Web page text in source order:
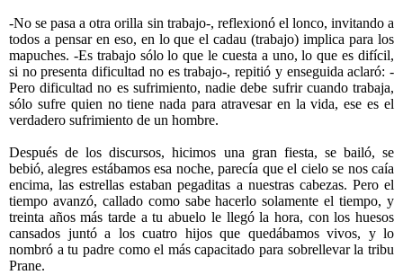
-No se pasa a otra orilla sin trabajo-, reflexionó el lonco, invitando a
todos a pensar en eso, en lo que el cadau (trabajo) implica para los
mapuches. -Es trabajo sólo lo que le cuesta a uno, lo que es difícil,
si no presenta dificultad no es trabajo-, repitió y enseguida aclaró: -
Pero dificultad no es sufrimiento, nadie debe sufrir cuando trabaja,
sólo sufre quien no tiene nada para atravesar en la vida, ese es el
verdadero sufrimiento de un hombre.
Después de los discursos, hicimos una gran fiesta, se bailó, se
bebió, alegres estábamos esa noche, parecía que el cielo se nos caía
encima, las estrellas estaban pegaditas a nuestras cabezas. Pero el
tiempo avanzó, callado como sabe hacerlo solamente el tiempo, y
treinta años más tarde a tu abuelo le llegó la hora, con los huesos
cansados juntó a los cuatro hijos que quedábamos vivos, y lo
nombró a tu padre como el más capacitado para sobrellevar la tribu
Prane.